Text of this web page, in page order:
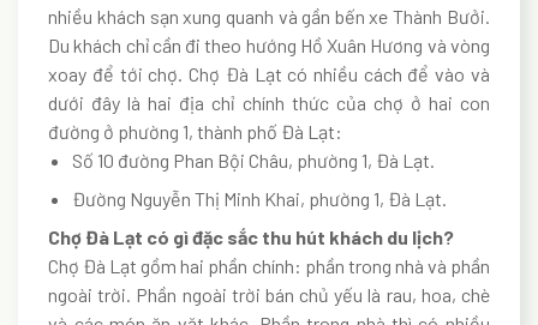
nhiều khách sạn xung quanh và gần bến xe Thành Bưởi.
Du khách chỉ cần đi theo hướng Hồ Xuân Hương và vòng
xoay để tới chợ. Chợ Đà Lạt có nhiều cách để vào và
dưới đây là hai địa chỉ chính thức của chợ ở hai con
đường ở phường 1, thành phố Đà Lạt:
Số 10 đường Phan Bội Châu, phường 1, Đà Lạt.
Đường Nguyễn Thị Minh Khai, phường 1, Đà Lạt.
Chợ Đà Lạt có gì đặc sắc thu hút khách du lịch?
Chợ Đà Lạt gồm hai phần chính: phần trong nhà và phần
ngoài trời. Phần ngoài trời bán chủ yếu là rau, hoa, chè